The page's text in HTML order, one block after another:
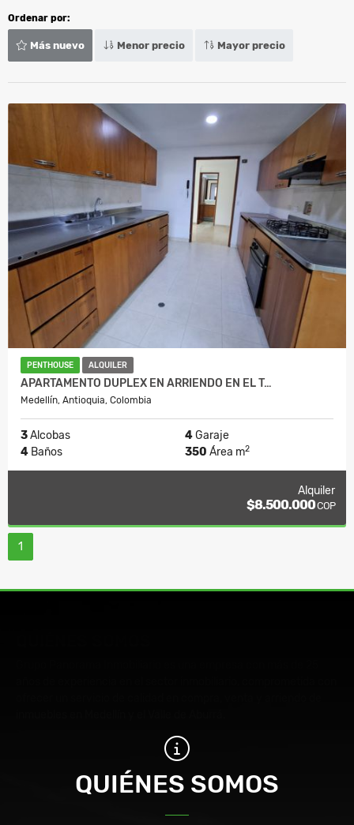
Ordenar por:
Más nuevo Menor precio Mayor precio
PENTHOUSE ALQUILER
APARTAMENTO DUPLEX EN ARRIENDO EN EL T…
Medellín, Antioquia, Colombia
3Alcobas 4Garaje
4 Baños 350 Área m2
Alquiler
$8.500.000COP
1
QUIÉNES SOMOS